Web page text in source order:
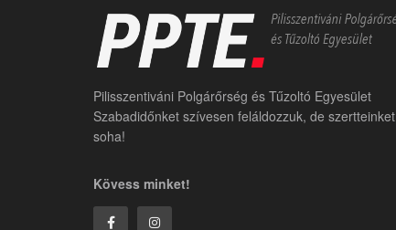
Pilisszentiváni Polgárőrség és Tűzoltó Egyesület
Szabadidőnket szívesen feláldozzuk, de szertteinket
soha!
Kövess minket!